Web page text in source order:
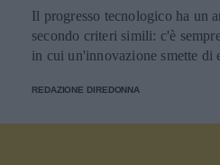
Il progresso tecnologico ha un
secondo criteri simili: c'è
in cui un'innovazione smette di
REDAZIONE DIREDONNA